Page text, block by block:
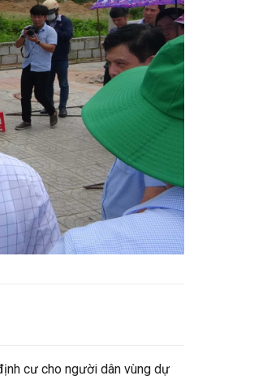
cư cho người dân vùng dự